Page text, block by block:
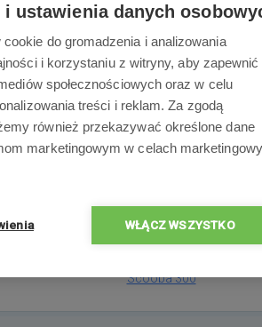
Scooba serii 300 - 385 i 390. Zestaw
Zawartość
Scooba 300
ustawienia danych
do gromadzenia i analizowania
i korzystaniu z witryny, aby zapewnić
społecznościowych oraz w celu
treści i reklam. Za zgodą
również przekazywać określone dane
marketingowym w celach
WŁĄCZ WSZYSTKO